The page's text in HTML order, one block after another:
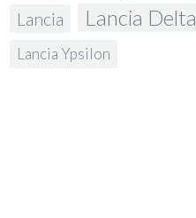
Lancia Lancia Delta
Lancia Ypsilon